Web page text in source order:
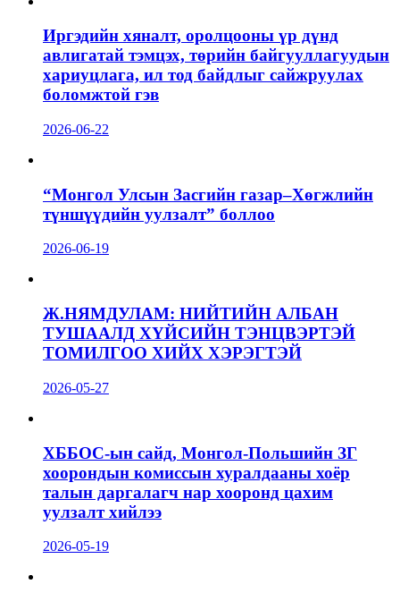
Иргэдийн хяналт, оролцооны үр дүнд
авлигатай тэмцэх, төрийн байгууллагуудын
хариуцлага, ил тод байдлыг сайжруулах
боломжтой гэв
2026-06-22
“Монгол Улсын Засгийн газар–Хөгжлийн
түншүүдийн уулзалт” боллоо
2026-06-19
Ж.НЯМДУЛАМ: НИЙТИЙН АЛБАН
ТУШААЛД ХҮЙСИЙН ТЭНЦВЭРТЭЙ
ТОМИЛГОО ХИЙХ ХЭРЭГТЭЙ
2026-05-27
ХББОС-ын сайд, Монгол-Польшийн ЗГ
хоорондын комиссын хуралдааны хоёр
талын даргалагч нар хооронд цахим
уулзалт хийлээ
2026-05-19